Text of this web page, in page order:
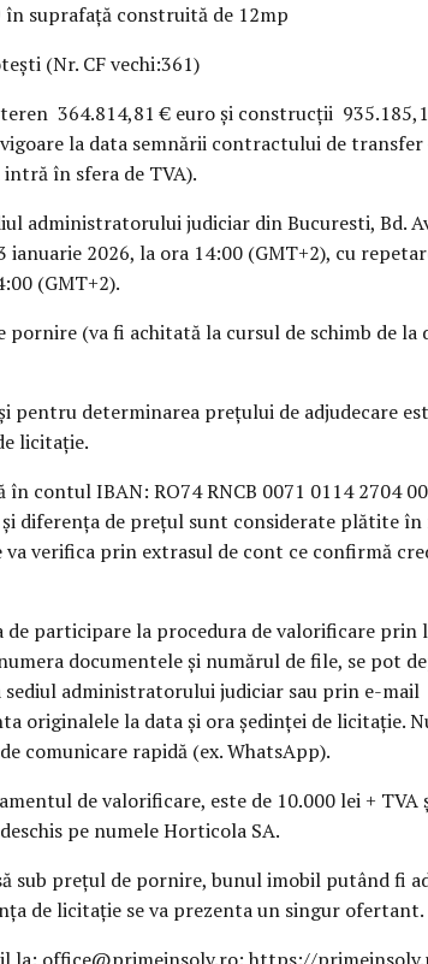
în suprafață construită de 12mp
(Nr. CF vechi:361)
364.814,81 € euro și construcții
la data semnării contractului de transfer
în sfera de TVA).
administratorului judiciar din Bucuresti, Bd.
2026, la ora 14:00 (GMT+2), cu
(GMT+2).
(va fi achitată la cursul de schimb de la
pentru determinarea prețului de adjudecare
licitație.
contul IBAN: RO74 RNCB 0071 0114 2704
diferența de prețul sunt considerate plătite
verifica prin extrasul de cont ce confirmă
participare la procedura de valorificare prin
documentele și numărul de file, se pot
administratorului judiciar sau prin e-mail
originalele la data și ora ședinței de licitație.
comunicare rapidă (ex. WhatsApp).
de valorificare, este de 10.000 lei + TVA
pe numele Horticola SA.
sub prețul de pornire, bunul imobil putând fi
de licitație se va prezenta un singur ofertant.